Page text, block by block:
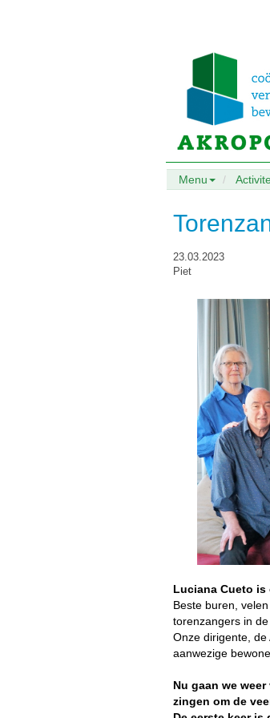
Menu
23.03.2023
Piet
Luciana Cueto is
Beste buren,
torenzangers in
Onze dirigente,
aanwezige
Nu gaan we
zingen om de